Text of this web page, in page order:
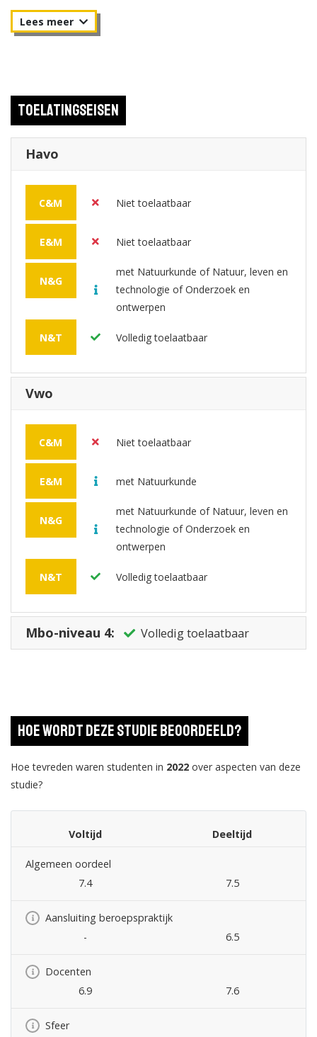
van machines en installaties. Na afronding kun je als
onderhoudsengineer, werkvoorbereider, tekenaar, constructeur
Toelatingseisen
Havo
C&M Niet toelaatbaar
E&M Niet toelaatbaar
N&G
met Natuurkunde of Natuur, leven en
technologie of Onderzoek en
ontwerpen
N&T Volledig toelaatbaar
Vwo
C&M Niet toelaatbaar
E&M met Natuurkunde
N&G
met Natuurkunde of Natuur, leven en
technologie of Onderzoek en
ontwerpen
N&T Volledig toelaatbaar
Mbo-niveau 4: Volledig toelaatbaar
Hoe wordt deze studie beoordeeld?
Hoe tevreden waren studenten in 2022 over aspecten van deze
studie?
Voltijd Deeltijd
Algemeen oordeel
7.4
7.5
Aansluiting beroepspraktijk
-
6.5
Docenten
6.9
7.6
Sfeer